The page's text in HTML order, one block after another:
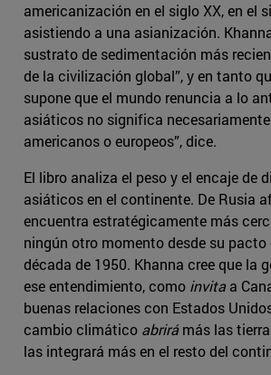
americanización en el siglo XX, en el
asistiendo a una asianización.
sustrato de sedimentación más
de la civilización global”, y en tanto
supone que el mundo renuncia a lo
asiáticos no significa
americanos o europeos”, dice.
El libro analiza el peso y el encaje de
asiáticos en el continente. De Rusia
encuentra estratégicamente más
ningún otro momento desde su
década de 1950. Khanna cree que la
ese entendimiento, como invitaa
buenas relaciones con Estados
cambio climático abrirámás las
las integrará más en el resto del